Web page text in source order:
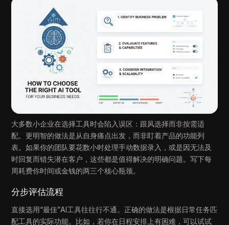
大多数小企业在选择工具时会陷入误区：跟风选择而非按需适
配。更明智的做法是从自身痛点出发，而非盯着产品的功能列
表。如果你的团队要花数小时处理手动数据录入，或是因无法及
时回复而错失潜在客户，这些都是值得解决的明确问题。写下每
周耗费你时间或金钱的两三个核心瓶颈。
分步评估流程
直接选用“最佳”AI工具往往行不通。正确的做法是根据日常任务匹
配工具的实际功能。比如，若你在日程安排上有困难，可以试试